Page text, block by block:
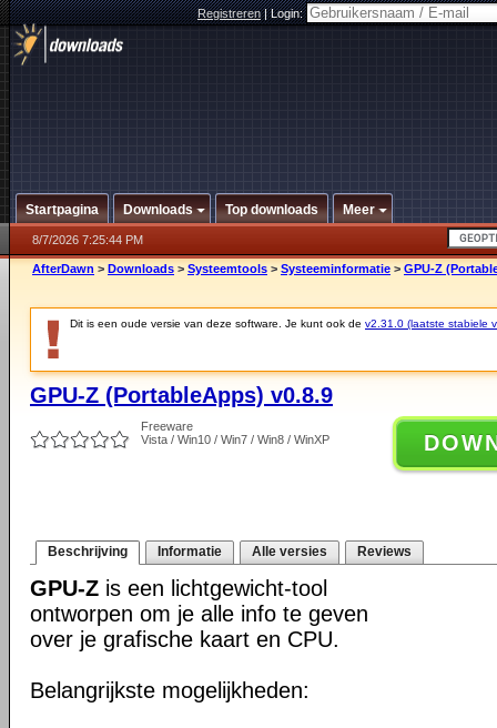
Registreren|Login:
Startpagina Downloads Top downloads Meer
8/7/2026 7:25:44 PM
AfterDawn > Downloads > Systeemtools > Systeeminformatie > GPU-Z
Dit is een oude versie van deze software. Je kunt ook de v2.31.0 (laatste stabiele
GPU-Z (PortableApps) v0.8.9
Freeware
Vista / Win10 / Win7 / Win8 / WinXP
Beschrijving Informatie Alle versies Reviews
GPU-Z is een lichtgewicht-tool
ontworpen om je alle info te geven
over je grafische kaart en CPU.
Belangrijkste mogelijkheden: